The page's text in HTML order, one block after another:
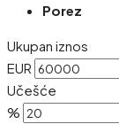
Porez
Ukupan iznos
EUR
Učešće
%